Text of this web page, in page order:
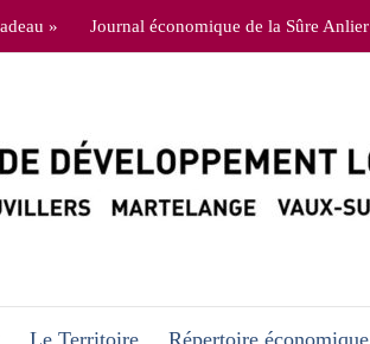
» Journal économique de la Sûre Anlier
Le Territoire Répertoire économique